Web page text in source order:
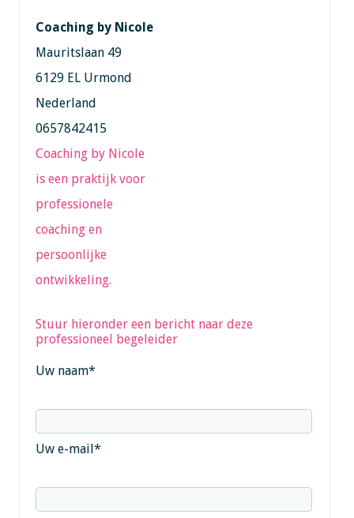
Coaching by Nicole
Mauritslaan 49
6129 EL Urmond
Nederland
0657842415
Coaching by Nicole
is een praktijk voor
professionele
coaching en
persoonlijke
ontwikkeling.
Stuur hieronder een bericht naar deze
professioneel begeleider
Uw naam*
Uw e-mail*